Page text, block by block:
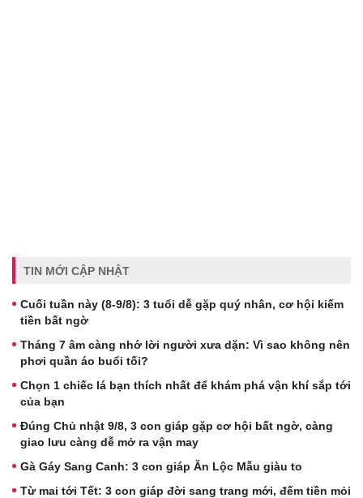
TIN MỚI CẬP NHẬT
Cuối tuần này (8-9/8): 3 tuổi dễ gặp quý nhân, cơ hội kiếm
tiền bất ngờ
Tháng 7 âm càng nhớ lời người xưa dặn: Vì sao không nên
phơi quần áo buổi tối?
Chọn 1 chiếc lá bạn thích nhất để khám phá vận khí sắp tới
của bạn
Đúng Chủ nhật 9/8, 3 con giáp gặp cơ hội bất ngờ, càng
giao lưu càng dễ mở ra vận may
Gà Gáy Sang Canh: 3 con giáp Ăn Lộc Mẫu giàu to
Từ mai tới Tết: 3 con giáp đời sang trang mới, đếm tiền mỏi